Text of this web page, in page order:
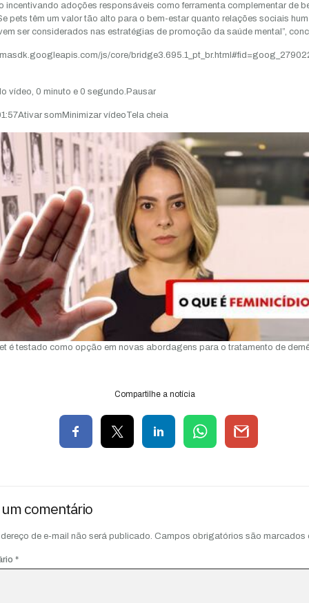
incentivando adoções responsáveis como ferramenta complementar de
pets têm um valor tão alto para o bem-estar quanto relações sociais
ser considerados nas estratégias de promoção da saúde mental”,
js/core/
vídeo, 0 minuto e 0 segundo.Pausar
somMinimizar vídeoTela cheia
é testado como opção em novas abordagens para o tratamento de
Compartilhe a notícia
comentário
de e-mail não será publicado. Campos obrigatórios são marcados
*